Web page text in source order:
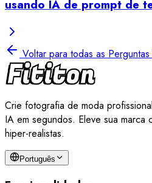
usando IA de prompt de
Voltar para todas as
Crie fotografia de moda
IA em segundos. Eleve sua marca
hiper-realistas.
Português